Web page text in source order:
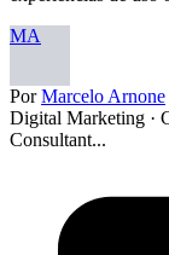
MA
PorMarcelo Arnone
Digital Marketing ·
Consultant...